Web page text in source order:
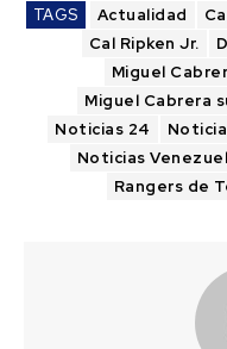
TAGS Actualidad
Cal Ripken Jr.
Miguel
Miguel Cabrera
Noticias 24
Noticias
Rangers de